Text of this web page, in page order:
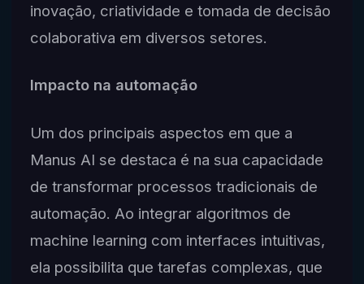
inovação, criatividade e tomada de decisão
colaborativa em diversos setores.
Impacto na automação
Um dos principais aspectos em que a
Manus AI se destaca é na sua capacidade
de transformar processos tradicionais de
automação. Ao integrar algoritmos de
machine learning com interfaces intuitivas,
ela possibilita que tarefas complexas, que